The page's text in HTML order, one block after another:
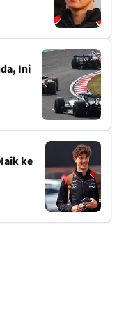
Ini
ke